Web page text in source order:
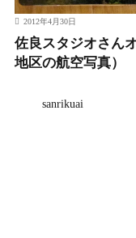
2012年4月30日
佐良スタジオさん
地区の航空写真）
sanrikuai